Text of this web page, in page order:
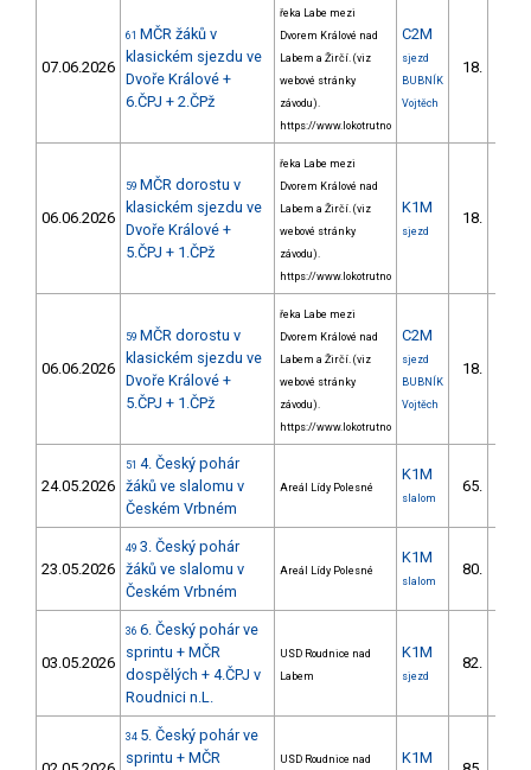
07.06.2026
61 MČR žáků v
klasickém sjezdu ve
Dvoře Králové +
6.ČPJ + 2.ČPž
řeka Labe mezi
Dvorem Králové nad
Labem a Žirčí. (viz
webové stránky
závodu).
https://www.lokotrutno
C2M
sjezd
BUBNÍK
Vojtěch
18.
06.06.2026
59 MČR dorostu v
klasickém sjezdu ve
Dvoře Králové +
5.ČPJ + 1.ČPž
řeka Labe mezi
Dvorem Králové nad
Labem a Žirčí. (viz
webové stránky
závodu).
https://www.lokotrutno
K1M
sjezd
18.
06.06.2026
59 MČR dorostu v
klasickém sjezdu ve
Dvoře Králové +
5.ČPJ + 1.ČPž
řeka Labe mezi
Dvorem Králové nad
Labem a Žirčí. (viz
webové stránky
závodu).
https://www.lokotrutno
C2M
sjezd
BUBNÍK
Vojtěch
18.
24.05.2026
51 4. Český pohár
žáků ve slalomu v
Českém Vrbném
Areál Lídy Polesné
K1M
slalom
65.
23.05.2026
49 3. Český pohár
žáků ve slalomu v
Českém Vrbném
Areál Lídy Polesné
K1M
slalom
80.
03.05.2026
36 6. Český pohár ve
sprintu + MČR
dospělých + 4.ČPJ v
Roudnici n.L.
USD Roudnice nad
Labem
K1M
sjezd
82.
34 5. Český pohár ve
sprintu + MČR
USD Roudnice nad K1M